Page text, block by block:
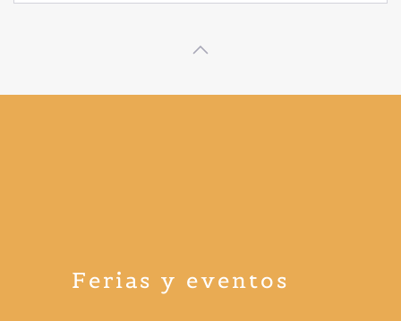
Ferias y eventos